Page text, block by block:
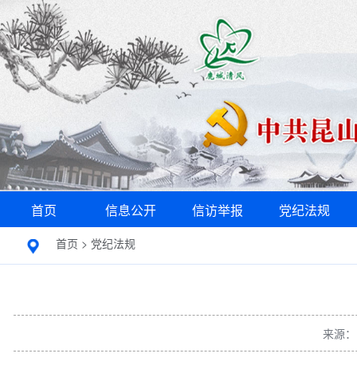
首页 信息公开 信访举报 党纪法规
首页 > 党纪法规
来源：